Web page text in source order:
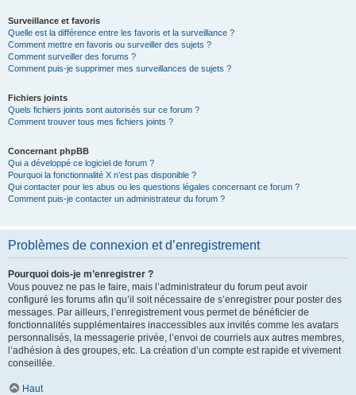
Surveillance et favoris
Quelle est la différence entre les favoris et la surveillance ?
Comment mettre en favoris ou surveiller des sujets ?
Comment surveiller des forums ?
Comment puis-je supprimer mes surveillances de sujets ?
Fichiers joints
Quels fichiers joints sont autorisés sur ce forum ?
Comment trouver tous mes fichiers joints ?
Concernant phpBB
Qui a développé ce logiciel de forum ?
Pourquoi la fonctionnalité X n’est pas disponible ?
Qui contacter pour les abus ou les questions légales concernant ce forum ?
Comment puis-je contacter un administrateur du forum ?
Problèmes de connexion et d’enregistrement
Pourquoi dois-je m’enregistrer ?
Vous pouvez ne pas le faire, mais l’administrateur du forum peut avoir
configuré les forums afin qu’il soit nécessaire de s’enregistrer pour poster des
messages. Par ailleurs, l’enregistrement vous permet de bénéficier de
fonctionnalités supplémentaires inaccessibles aux invités comme les avatars
personnalisés, la messagerie privée, l’envoi de courriels aux autres membres,
l’adhésion à des groupes, etc. La création d’un compte est rapide et vivement
conseillée.
Haut